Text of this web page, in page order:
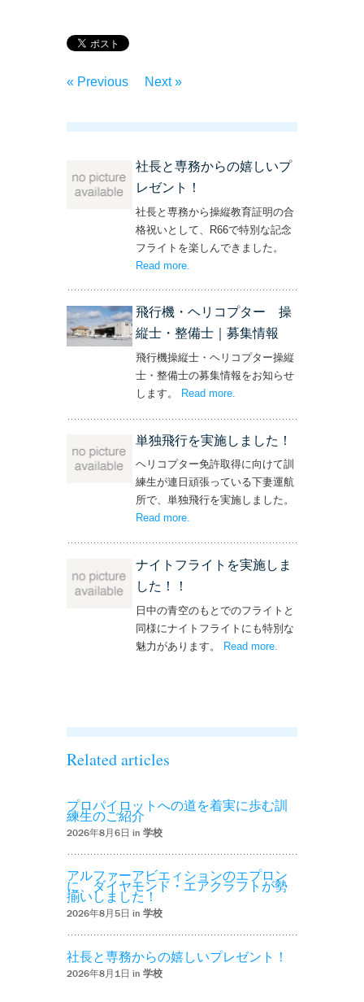
« Previous Next »
社長と専務からの嬉しいプ
レゼント！
社長と専務から操縦教育証明の合
格祝いとして、R66で特別な記念
フライトを楽しんできました。
Read more
飛行機・ヘリコプター 操
縦士・整備士｜募集情報
飛行機操縦士・ヘリコプター操縦
士・整備士の募集情報をお知らせ
します。
Read more
単独飛行を実施しました！
ヘリコプター免許取得に向けて訓
練生が連日頑張っている下妻運航
所で、単独飛行を実施しました。
Read more– ‘単独飛行を実施しました！’
.
ナイトフライトを実施しま
した！！
日中の青空のもとでのフライトと
同様にナイトフライトにも特別な
魅力があります。 Read more
Related articles
プロパイロットへの道を着実に歩む訓
練生のご紹介
2026年8月6日 in 学校
アルファーアビエィションのエプロン
に、ダイヤモンド・エアクラフトが勢
揃いしました！
2026年8月5日 in 学校
社長と専務からの嬉しいプレゼント！
2026年8月1日 in 学校